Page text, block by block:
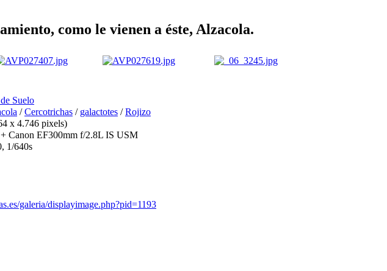
como le vienen a éste, Alzacola.
Suelo
/Cercotrichas / galactotes /Rojizo
x 4.746 pixels)
Canon EF300mm f/2.8L IS USM
1/640s
galeria/displayimage.php?pid=1193